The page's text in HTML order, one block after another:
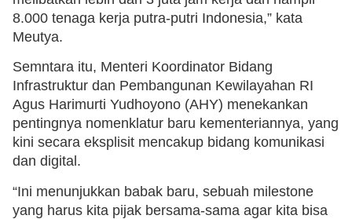
8.000 tenaga kerja putra-putri Indonesia,” kata
Meutya.
Semntara itu, Menteri Koordinator Bidang
Infrastruktur dan Pembangunan Kewilayahan RI
Agus Harimurti Yudhoyono (AHY) menekankan
pentingnya nomenklatur baru kementeriannya, yang
kini secara eksplisit mencakup bidang komunikasi
dan digital.
“Ini menunjukkan babak baru, sebuah milestone
yang harus kita pijak bersama-sama agar kita bisa